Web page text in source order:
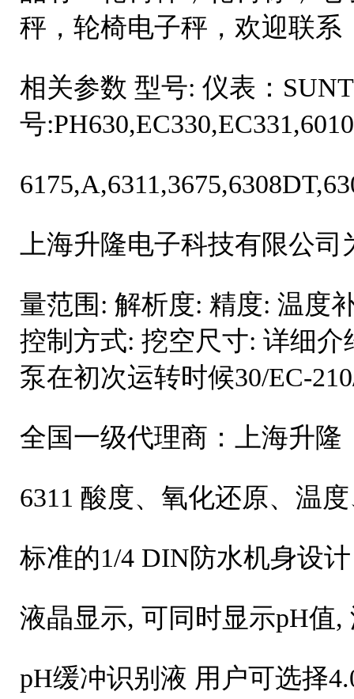
秤，轮椅电子秤，欢迎联系
相关参数 型号: 仪表：
号
上海升隆电子科技有限公
量范围: 解析度: 精度: 温度
控制方式: 挖空尺寸: 详细
泵在初次运转时候30/EC-
全国一级代理商：上海升隆
6311 酸度、氧化还原、温
标准的1/4 DIN防水机身设计
液晶显示, 可同时显示pH值,
pH缓冲识别液 用户可选择